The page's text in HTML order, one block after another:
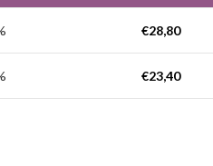
€28,80
€23,40